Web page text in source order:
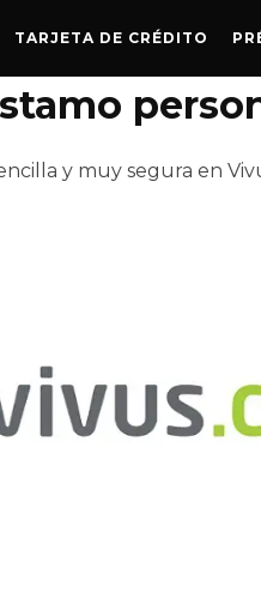
TARJETA DE CRÉDITO
y muy segura en